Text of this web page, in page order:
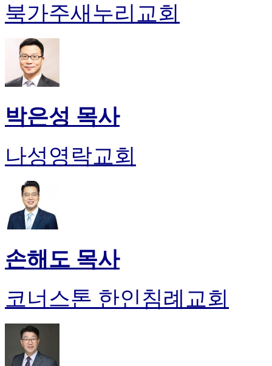
북가주새누리교회
박은성 목사
나성영락교회
손해도 목사
코너스톤 한인침례교회